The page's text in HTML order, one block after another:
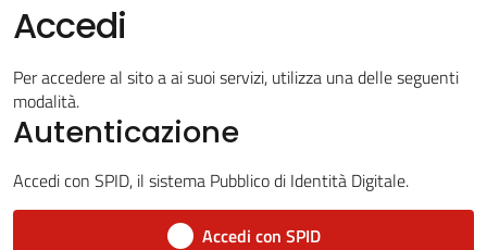
Vivere
Casalfiumanese
5x1000
Accedi
Per accedere al sito a ai suoi servizi, utilizza una delle seguenti
modalità.
Autenticazione
Accedi con SPID, il sistema Pubblico di Identità Digitale.
Accedi con SPID